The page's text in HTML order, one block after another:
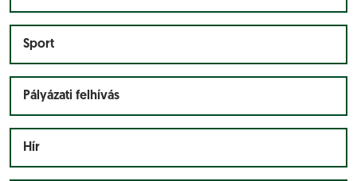
Sport
Pályázati felhívás
Hír